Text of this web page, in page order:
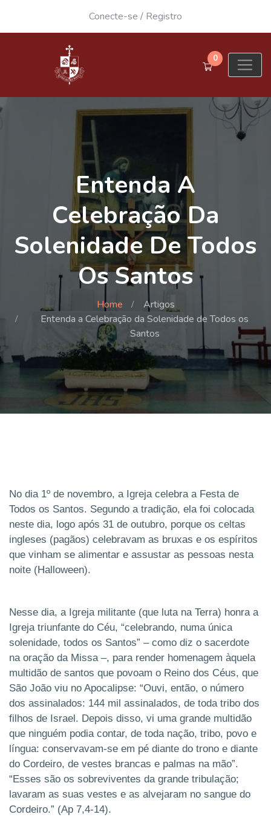
Conecte-se / Registro
0
Entenda A
Celebração Da
Solenidade De Todos
Os Santos
Home
Artigos
Entenda a Celebração da Solenidade de Todos os
Santos
No dia 1º de novembro, a Igreja celebra a Festa de
Todos os Santos. Segundo a tradição, ela foi colocada
neste dia, logo após 31 de outubro, porque os celtas
ingleses (pagãos) celebravam as bruxas e os espíritos
que vinham se alimentar e assustar as pessoas nesta
noite (Halloween).
Nesse dia, a Igreja militante (que luta na Terra) honra a
Igreja triunfante do Céu, “celebrando, numa única
solenidade, todos os Santos” – como diz o sacerdote
na oração da Missa –, para render homenagem àquela
multidão de santos que povoam o Reino dos Céus, que
São João viu no Apocalipse: “Ouvi, então, o número
dos assinalados: 144 mil assinalados, de toda tribo dos
filhos de Israel. Depois disso, vi uma grande multidão
que ninguém podia contar, de toda nação, tribo, povo e
língua: conservavam-se em pé diante do trono e diante
do Cordeiro, de vestes brancas e palmas na mão”.
“Esses são os sobreviventes da grande tribulação;
lavaram as suas vestes e as alvejaram no sangue do
Cordeiro.” (Ap 7,4-14).